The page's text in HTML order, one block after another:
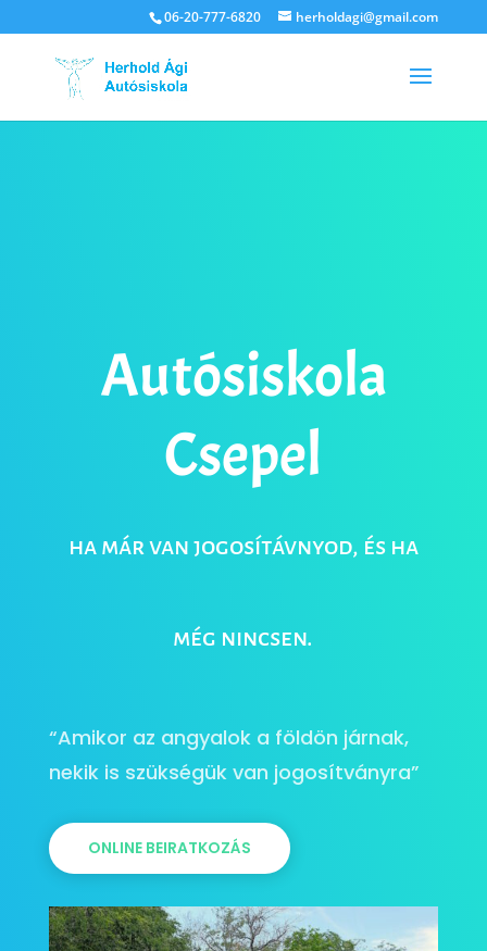
06-20-777-6820 herholdagi@gmail.com
Autósiskola
Csepel
ha már van jogosítávnyod, és ha
még nincsen.
“Amikor az angyalok a földön járnak,
nekik is szükségük van jogosítványra”
ONLINE BEIRATKOZÁS